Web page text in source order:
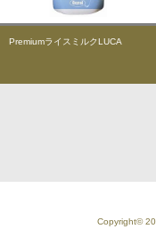
PremiumライスミルクLUCA
Copyright©